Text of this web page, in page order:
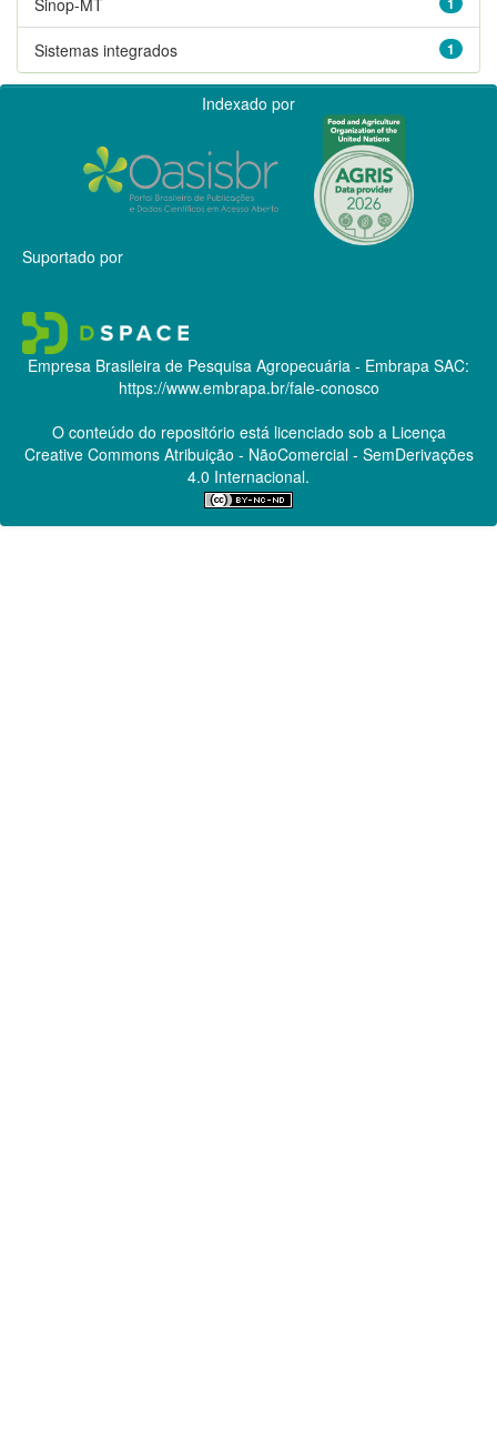
1
Sistemas integrados
Indexado por
Suportado por
Empresa Brasileira de Pesquisa Agropecuária - Embrapa SAC:
https://www.embrapa.br/fale-conosco
O conteúdo do repositório está licenciado sob a Licença
Creative CommonsAtribuição - NãoComercial - SemDerivações
4.0 Internacional.